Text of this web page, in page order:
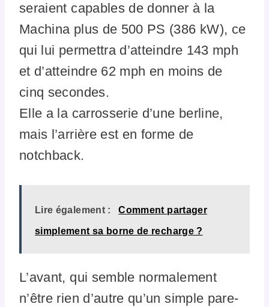
seraient capables de donner à la
Machina plus de 500 PS (386 kW), ce
qui lui permettra d’atteindre 143 mph
et d’atteindre 62 mph en moins de
cinq secondes.
Elle a la carrosserie d’une berline,
mais l’arrière est en forme de
notchback.
Lire également : Comment partager
simplement sa borne de recharge ?
L’avant, qui semble normalement
n’être rien d’autre qu’un simple pare-